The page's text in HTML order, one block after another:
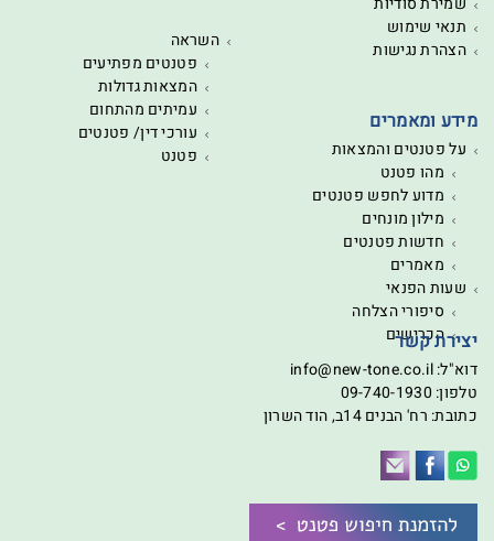
תנאי שימוש
הצהרת נגישות
מידע ומאמרים
על פטנטים והמצאות
מהו פטנט
מדוע לחפש פטנטים
מילון מונחים
חדשות פטנטים
מאמרים
שעות הפנאי
סיפורי הצלחה
הכרישים
השראה
פטנטים מפתיעים
המצאות גדולות
עמיתים מהתחום
עורכי דין/ פטנטים
פטנט
יצירת קשר
דוא"ל:info@new-tone.co.il
טלפון: 09-740-1930
כתובת: רח' הבנים 14ב, הוד השרון